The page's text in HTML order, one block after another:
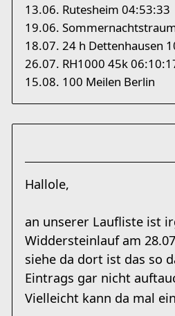
13.06. Rutesheim 04:53:33
19.06.
18.07. 24 h Dettenhausen
26.07. RH1000 45k
15.08. 100 Meilen Berlin
Hallole,
an unserer Laufliste ist
Widdersteinlauf am
siehe da dort ist das so
Eintrags gar nicht
Vielleicht kann da mal